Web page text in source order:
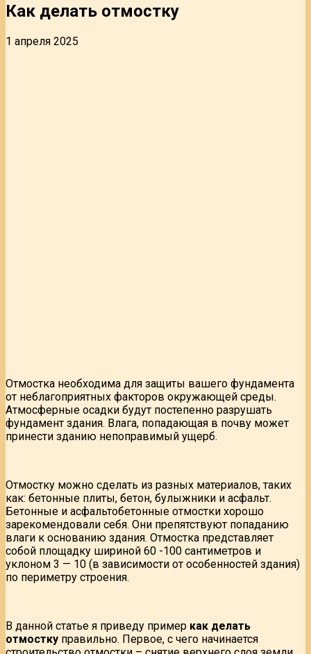
Как делать отмостку
1 апреля 2025
Отмостка необходима для защиты вашего фундамента
от неблагоприятных факторов окружающей среды.
Атмосферные осадки будут постепенно разрушать
фундамент здания. Влага, попадающая в почву может
принести зданию непоправимый ущерб.
Отмостку можно сделать из разных материалов, таких
как: бетонные плиты, бетон, булыжники и асфальт.
Бетонные и асфальтобетонные отмостки хорошо
зарекомендовали себя. Они препятствуют попаданию
влаги к основанию здания. Отмостка представляет
собой площадку шириной 60 -100 сантиметров и
уклоном 3 — 10 (в зависимости от особенностей здания)
по периметру строения.
В данной статье я приведу пример как делать
отмостку правильно. Первое, с чего начинается